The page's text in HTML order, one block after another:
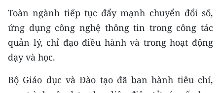
Media Văn hóa
Media Xã hội
Media Pháp luật
Media Du lịch
Toàn ngành tiếp tục đẩy mạnh chuyển đổi số,
ứng dụng công nghệ thông tin trong công tác
quản lý, chỉ đạo điều hành và trong hoạt động
dạy và học.
Bộ Giáo dục và Đào tạo đã ban hành tiêu chí,